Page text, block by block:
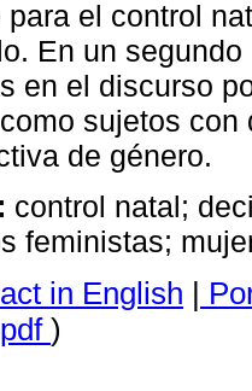
el control
En un
en el discurso
sujetos
de género.
control natal;
feministas;
in English |
pdf )